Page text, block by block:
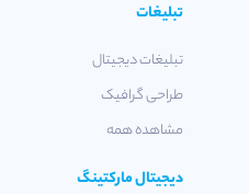
تبلیغات
تبلیغات دیجیتال
طراحی گرافیک
مشاهده همه
دیجیتال مارکتینگ